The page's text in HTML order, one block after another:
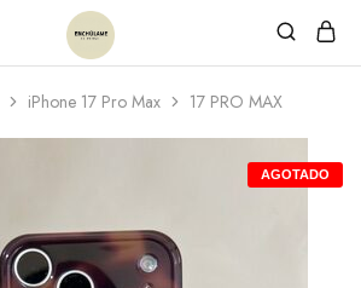
iPhone 17 Pro Max 17 PRO MAX
AGOTADO